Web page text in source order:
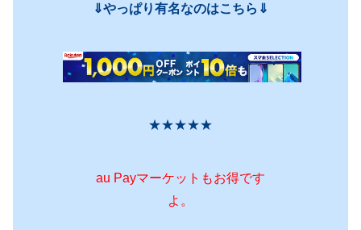
⇓やっぱり有名なのはこちら⇓
★★★★★
au Payマーケットもお得です
よ。